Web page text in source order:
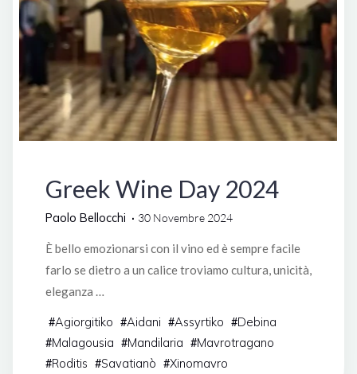
Atene"
Greek Wine Day 2024
Paolo Bellocchi 30 Novembre 2024
È bello emozionarsi con il vino ed è sempre facile
farlo se dietro a un calice troviamo cultura, unicità,
eleganza …
#Agiorgitiko #Aidani #Assyrtiko #Debina
#Malagousia #Mandilaria #Mavrotragano
#Roditis #Savatianò #Xinomavro